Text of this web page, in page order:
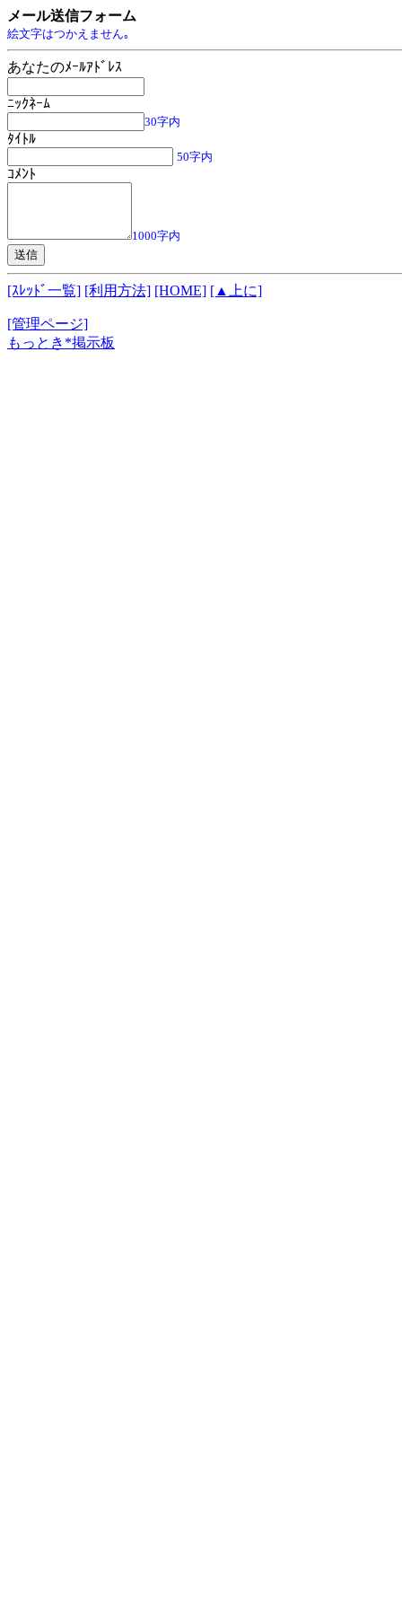
メール送信フォーム
絵文字はつかえません｡
あなたのﾒｰﾙｱﾄﾞﾚｽ
ﾆｯｸﾈｰﾑ
30字内
ﾀｲﾄﾙ
50字内
ｺﾒﾝﾄ
1000字内
[ｽﾚｯﾄﾞ一覧] [利用方法] [HOME] [▲上に]
[管理ページ]
もっとき*掲示板